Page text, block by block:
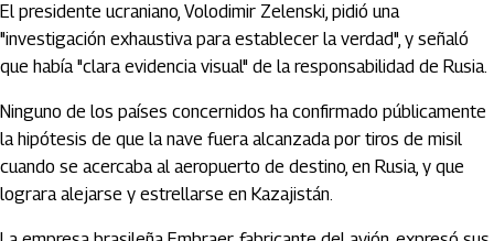
El presidente ucraniano, Volodimir Zelenski, pidió una
"investigación exhaustiva para establecer la verdad", y señaló
que había "clara evidencia visual" de la responsabilidad de Rusia.
Ninguno de los países concernidos ha confirmado públicamente
la hipótesis de que la nave fuera alcanzada por tiros de misil
cuando se acercaba al aeropuerto de destino, en Rusia, y que
lograra alejarse y estrellarse en Kazajistán.